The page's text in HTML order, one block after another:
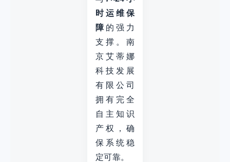
时运维保
障 的强力
支撑。南
京艾蒂娜
科技发展
有限公司
拥有完全
自主知识
产权，确
保系统稳
定可靠。